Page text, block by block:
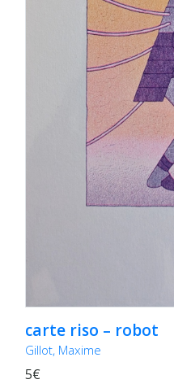
carte riso – robot
Gillot, Maxime
5€